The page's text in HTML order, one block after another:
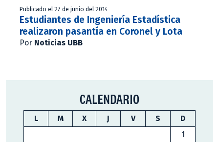
Publicado el 27 de junio del 2014
Estudiantes de Ingeniería Estadística
realizaron pasantía en Coronel y Lota
Por Noticias UBB
CALENDARIO
L M X J V S
D
1